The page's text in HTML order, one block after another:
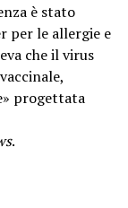
è stato
per le allergie e
che il virus
progettata
.